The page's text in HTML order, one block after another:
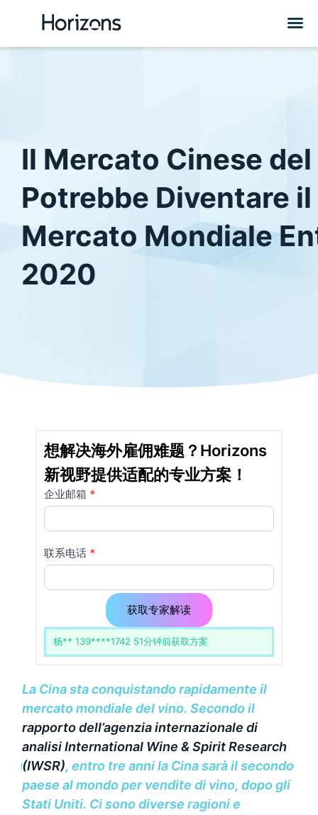
Il Mercato Cinese
Potrebbe Diventare
Mercato Mondiale
2020
La Cina sta conquistando rapidamente il
mercato mondiale del vino. Secondo il
rapporto dell’agenzia internazionale di
analisi International Wine & Spirit Research
(IWSR), entro tre anni la Cina sarà il secondo
paese al mondo per vendite di vino, dopo gli
Stati Uniti. Ci sono diverse ragioni e
想解决海外雇佣难题？Horizons
新视野提供适配的专业方案！
详
页
使
用
企业邮箱 *
联系电话 *
如果
你是
人
该字
段请
留
获取专家解读
杨** 139****1742 51分钟前获取方案